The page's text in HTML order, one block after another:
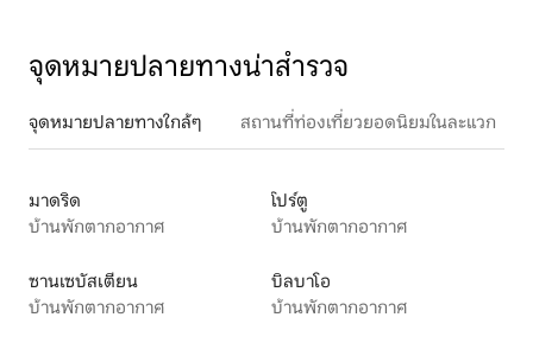
จุดหมายปลายทางน่าสำรวจ
จุดหมายปลายทางใกล้ๆ สถานที่ท่องเที่ยวยอดนิยมในละแวก
มาดริด
บ้านพักตากอากาศ
โปร์ตู
บ้านพักตากอากาศ
ซานเซบัสเตียน
บ้านพักตากอากาศ
บิลบาโอ
บ้านพักตากอากาศ